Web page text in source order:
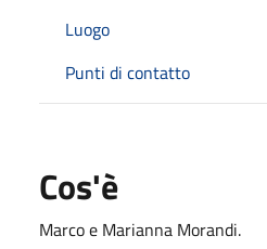
Luogo
Punti di contatto
Cos'è
Marco e Marianna Morandi.